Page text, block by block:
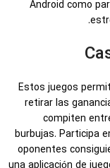
Android como
Estos juegos
retirar las
compiten
burbujas. Participa
oponentes